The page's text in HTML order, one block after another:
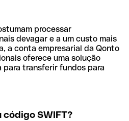
processar
devagar e a um custo mais
a conta empresarial da Qonto
oferece uma solução
para transferir fundos para
código SWIFT?